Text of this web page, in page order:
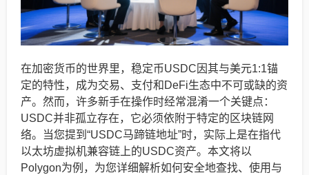
在加密货币的世界里，稳定币USDC因其与美元1:1锚
定的特性，成为交易、支付和DeFi生态中不可或缺的资
产。然而，许多新手在操作时经常混淆一个关键点：
USDC并非孤立存在，它必须依附于特定的区块链网
络。当您提到“USDC马蹄链地址”时，实际上是在指代
以太坊虚拟机兼容链上的USDC资产。本文将以
Polygon为例，为您详细解析如何安全地查找、使用与